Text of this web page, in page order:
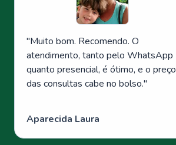
"Muito bom. Recomendo. O
atendimento, tanto pelo WhatsApp
quanto presencial, é ótimo, e o preço
das consultas cabe no bolso."
Aparecida Laura